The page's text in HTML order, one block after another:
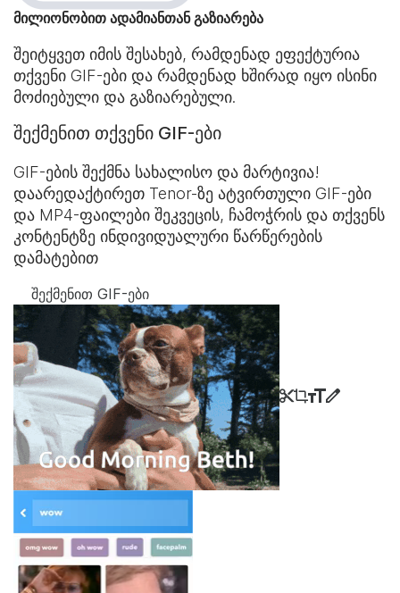
მილიონობით ადამიანთან გაზიარება
შეიტყვეთ იმის შესახებ, რამდენად ეფექტურია
თქვენი GIF-ები და რამდენად ხშირად იყო ისინი
მოძიებული და გაზიარებული.
შექმენით თქვენი GIF-ები
GIF-ების შექმნა სახალისო და მარტივია!
დაარედაქტირეთ Tenor-ზე ატვირთული GIF-ები
და MP4-ფაილები შეკვეცის, ჩამოჭრის და თქვენს
კონტენტზე ინდივიდუალური წარწერების
დამატებით
შექმენით GIF-ები